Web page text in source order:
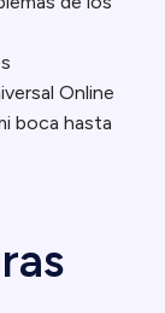
Online
boca hasta